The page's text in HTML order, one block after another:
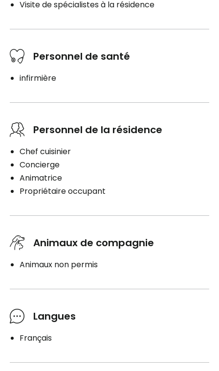
Visite de spécialistes à la résidence
Personnel de santé
infirmière
Personnel de la résidence
Chef cuisinier
Concierge
Animatrice
Propriétaire occupant
Animaux de compagnie
Animaux non permis
Langues
Français